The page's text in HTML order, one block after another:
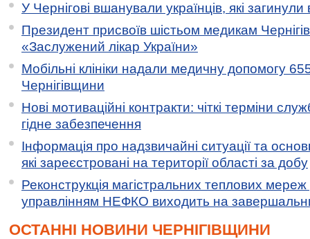
У Чернігові вшанували українців, які загинули
Президент присвоїв шістьом медикам
«Заслужений лікар України»
Мобільні клініки надали медичну допомогу
Чернігівщини
Нові мотиваційні контракти: чіткі терміни
гідне забезпечення
Інформація про надзвичайні ситуації та
які зареєстровані на території області за добу
Реконструкція магістральних теплових мереж
управлінням НЕФКО виходить на
ОСТАННІ НОВИНИ ЧЕРНІГІВЩИНИ